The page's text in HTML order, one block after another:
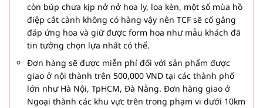
còn búp chưa kịp nở nở hoa ly, loa kèn, một số mùa hồ
điệp cắt cành không có hàng vậy nên TCF sẽ cố gắng
đáp ứng hoa và giữ được form hoa như mẫu khách đã
tin tưởng chọn lựa nhất có thể.
Đơn hàng sẽ được miễn phí đối với sản phẩm được
giao ở nội thành trên 500,000 VND tại các thành phố
lớn như Hà Nội, TpHCM, Đà Nẵng. Đơn hàng giao ở
Ngoại thành các khu vực trên trong phạm vi dưới 10km